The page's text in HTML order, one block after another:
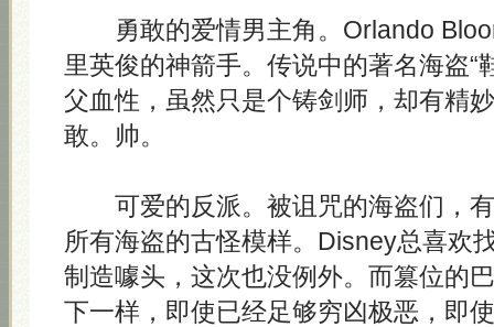
勇敢的爱情男主角。Orlando
里英俊的神箭手。传说中的著名海盗“
父血性，虽然只是个铸剑师，却有精
敢。帅。
可爱的反派。被诅咒的海盗们，有
所有海盗的古怪模样。Disney总喜欢
制造噱头，这次也没例外。而篡位的
下一样，即使已经足够穷凶极恶，即